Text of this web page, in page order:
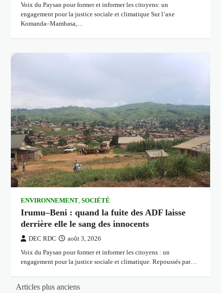
Voix du Paysan pour former et informer les citoyens: un
engagement pour la justice sociale et climatique Sur l’axe
Komanda–Mambasa,…
ENVIRONNEMENT ,SOCIÉTÉ
Irumu–Beni : quand la fuite des ADF laisse
derrière elle le sang des innocents
DEC RDC août 3, 2026
Voix du Paysan pour former et informer les citoyens : un
engagement pour la justice sociale et climatique. Repoussés par…
Navigation
Articles plus anciens